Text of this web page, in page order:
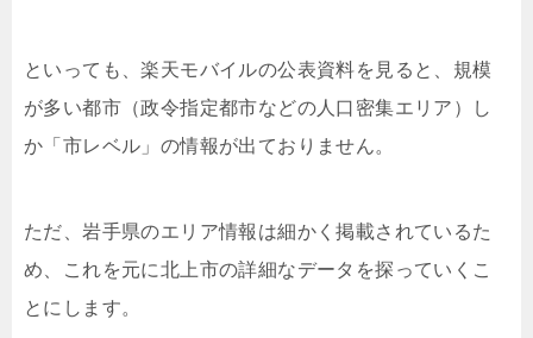
といっても、楽天モバイルの公表資料を見ると、規模
が多い都市（政令指定都市などの人口密集エリア）し
か「市レベル」の情報が出ておりません。
ただ、岩手県のエリア情報は細かく掲載されているた
め、これを元に北上市の詳細なデータを探っていくこ
とにします。